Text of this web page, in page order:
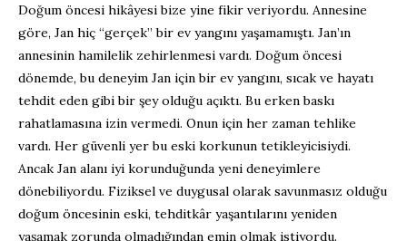
Doğum öncesi hikâyesi bize yine fikir veriyordu. Annesine
göre, Jan hiç “gerçek” bir ev yangını yaşamamıştı. Jan’ın
annesinin hamilelik zehirlenmesi vardı. Doğum öncesi
dönemde, bu deneyim Jan için bir ev yangını, sıcak ve hayatı
tehdit eden gibi bir şey olduğu açıktı. Bu erken baskı
rahatlamasına izin vermedi. Onun için her zaman tehlike
vardı. Her güvenli yer bu eski korkunun tetikleyicisiydi.
Ancak Jan alanı iyi korunduğunda yeni deneyimlere
dönebiliyordu. Fiziksel ve duygusal olarak savunmasız olduğu
doğum öncesinin eski, tehditkâr yaşantılarını yeniden
yaşamak zorunda olmadığından emin olmak istiyordu.